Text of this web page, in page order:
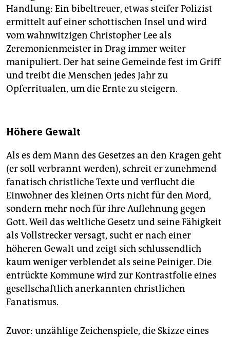
Handlung: Ein bibeltreuer, etwas steifer Polizist
ermittelt auf einer schottischen Insel und wird
vom wahnwitzigen Christopher Lee als
Zeremonienmeister in Drag immer weiter
manipuliert. Der hat seine Gemeinde fest im Griff
und treibt die Menschen jedes Jahr zu
Opferritualen, um die Ernte zu steigern.
Höhere Gewalt
Als es dem Mann des Gesetzes an den Kragen geht
(er soll verbrannt werden), schreit er zunehmend
fanatisch christliche Texte und verflucht die
Einwohner des kleinen Orts nicht für den Mord,
sondern mehr noch für ihre Auflehnung gegen
Gott. Weil das weltliche Gesetz und seine Fähigkeit
als Vollstrecker versagt, sucht er nach einer
höheren Gewalt und zeigt sich schlussendlich
kaum weniger verblendet als seine Peiniger. Die
entrückte Kommune wird zur Kontrastfolie eines
gesellschaftlich anerkannten christlichen
Fanatismus.
Zuvor: unzählige Zeichenspiele, die Skizze eines